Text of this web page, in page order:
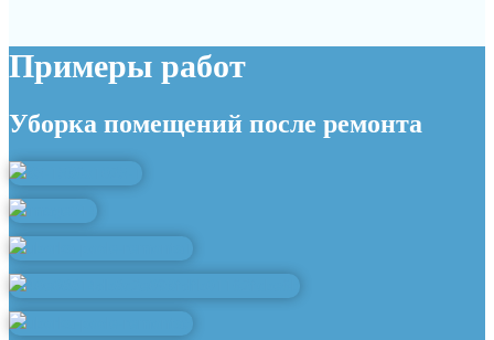
Примеры работ
Уборка помещений после ремонта